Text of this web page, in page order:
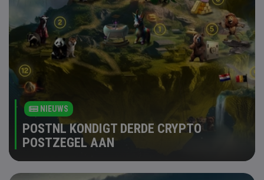
NIEUWS
POSTNL KONDIGT DERDE CRYPTO
POSTZEGEL AAN